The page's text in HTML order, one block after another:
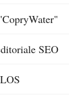
SEO